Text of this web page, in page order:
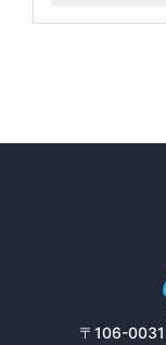
〒106-0031